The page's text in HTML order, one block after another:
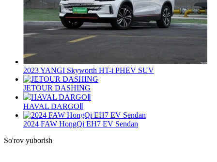
2023 YANGI Skyworth HT-i PHEV SUV
JETOUR DASHING
HAVAL DARGOⅡ
2024 FAW HongQi EH7 EV Sendan
So'rov yuborish